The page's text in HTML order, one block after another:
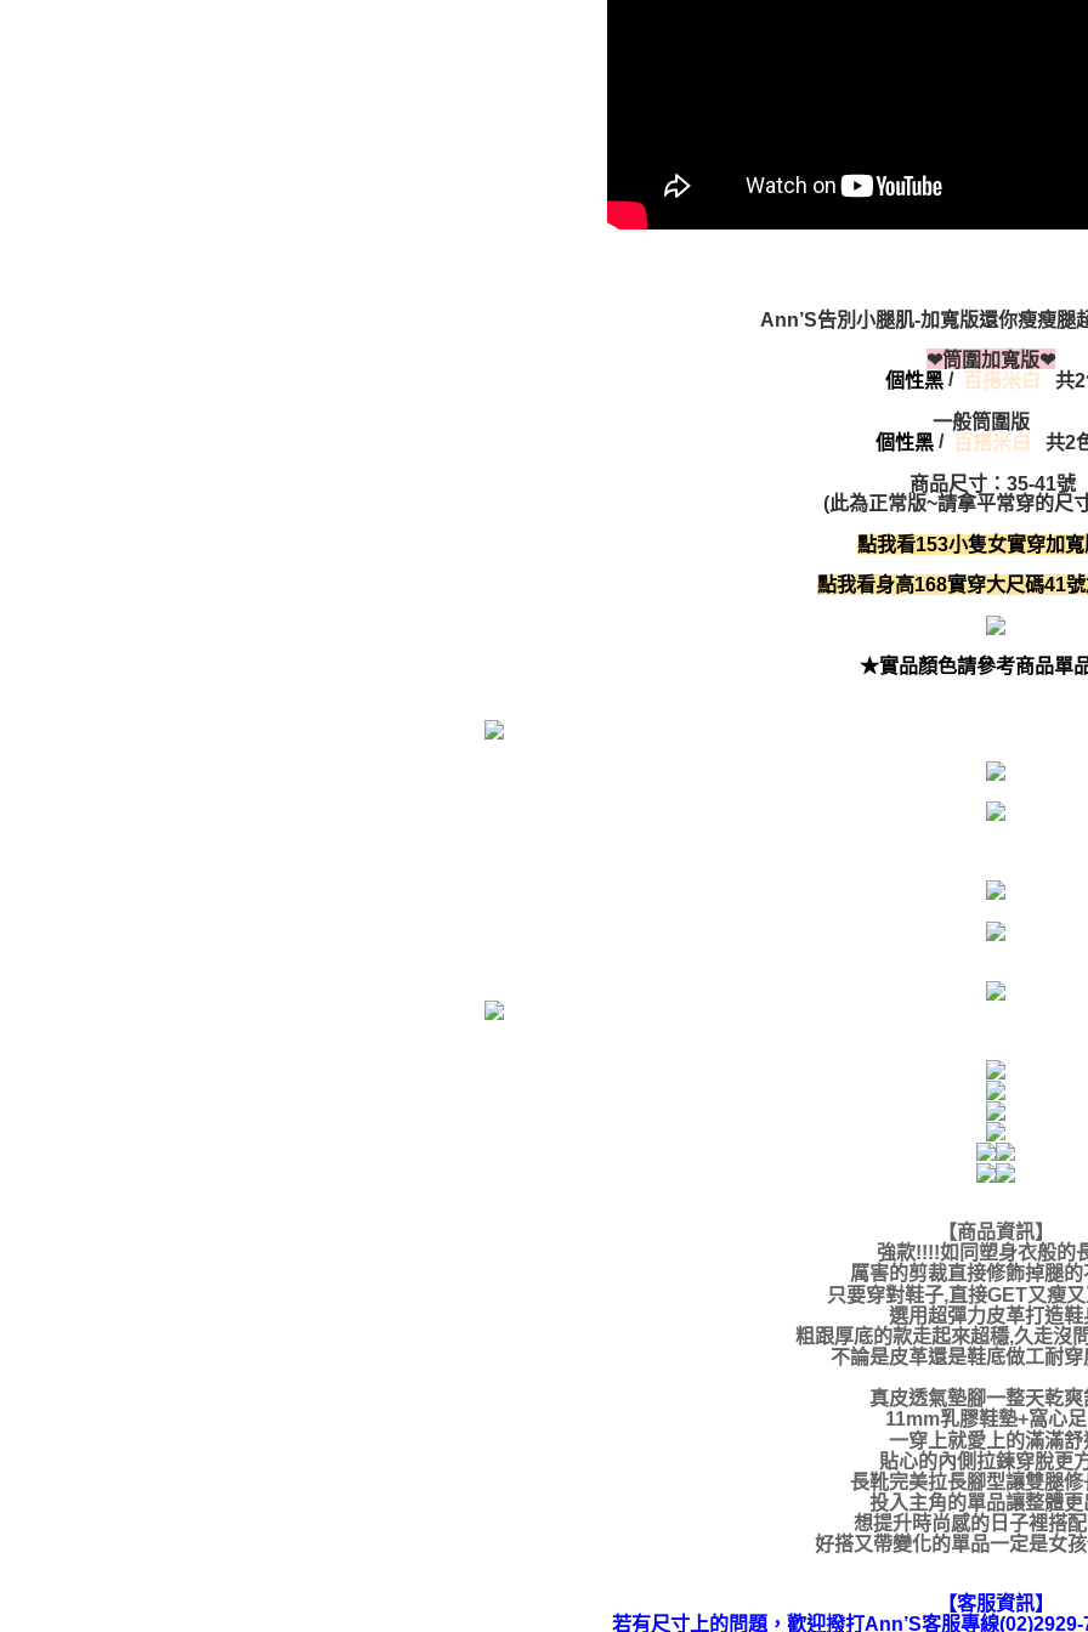
Ann’S告別小腿肌-加寬版還你瘦瘦腿
❤筒圍加寬版❤
個性黑 / 百搭米白
共
一般筒圍版
個性黑 / 百搭米白
共2
商品尺寸：35-41號
(此為正常版~請拿平常穿的尺
點我看153小隻女實穿加寬
點我看身高168實穿大尺碼41
★實品顏色請參考商品單
【商品資訊】
強款!!!!如同塑身衣般的
厲害的剪裁直接修飾掉腿的
只要穿對鞋子,直接GET又瘦
選用超彈力皮革打造鞋
粗跟厚底的款走起來超穩,久走沒
不論是皮革還是鞋底做工耐穿
真皮透氣墊腳一整天乾爽
11mm乳膠鞋墊+窩心
一穿上就愛上的滿滿舒
貼心的內側拉鍊穿脫更
長靴完美拉長腳型讓雙腿修
投入主角的單品讓整體更
想提升時尚感的日子裡搭
好搭又帶變化的單品一定是女
【客服資訊】
若有尺寸上的問題，歡迎撥打Ann’S客服專線